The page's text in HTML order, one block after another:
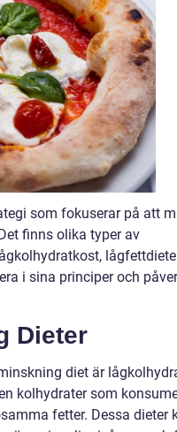
som fokuserar på att
finns olika typer av
i sina principer och
Dieter
diet är
kolhydrater som
fetter. Dessa dieter